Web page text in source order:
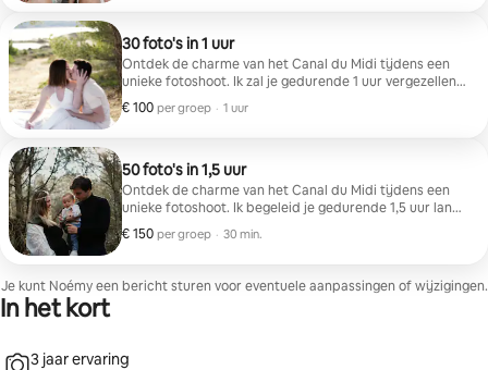
een privé online galerij met al je foto's (minimaal 10),
klaar om te delen of als aandenken te bewaren.
30 foto's in 1 uur
Ontdek de charme van het Canal du Midi tijdens een
unieke fotoshoot. Ik zal je gedurende 1 uur vergezellen
langs de oevers van de rivier, te midden van zacht licht,
sluizen en majestueuze platanen. Samen maken we
een privé online galerij met al je foto's (minimaal 30),
klaar om te delen of als aandenken te bewaren.
€ 100 per groep
€ 100 per groep
, · 1 uur
50 foto's in 1,5 uur
Ontdek de charme van het Canal du Midi tijdens een
unieke fotoshoot. Ik begeleid je gedurende 1,5 uur langs
de oevers van de rivier, te midden van zacht licht,
sluizen en majestueuze platanen. Samen maken we
jullie vakantie vast te leggen. Na de sessie ontvang je
een privé online galerij met al je foto's (minimaal 50),
€ 150 per groep
€ 150 per groep
, · 30 min.
Je kunt Noémy een bericht sturen voor eventuele aanpassingen of wijzigingen.
In het kort
3 jaar ervaring